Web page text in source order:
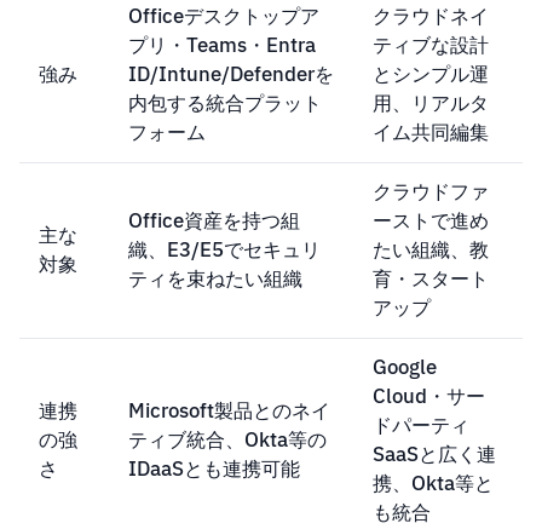
強み
Officeデスクトップア
プリ・Teams・Entra
ID/Intune/Defenderを
内包する統合プラット
フォーム
クラウドネイ
ティブな設計
とシンプル運
用、リアルタ
イム共同編集
主な
対象
Office資産を持つ組
織、E3/E5でセキュリ
ティを束ねたい組織
クラウドファ
ーストで進め
たい組織、教
育・スタート
アップ
連携
の強
さ
Microsoft製品とのネイ
ティブ統合、Okta等の
IDaaSとも連携可能
Google
Cloud・サー
ドパーティ
SaaSと広く連
携、Okta等と
も統合